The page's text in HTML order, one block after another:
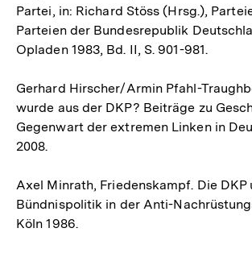
Partei, in: Richard Stöss (Hrsg.),
Parteien der Bundesrepublik
Opladen 1983, Bd. II, S. 901-981.
Gerhard Hirscher/Armin Pfahl-
wurde aus der DKP? Beiträge zu
Gegenwart der extremen Linken in
2008.
Axel Minrath, Friedenskampf. Die DKP
Bündnispolitik in der Anti-
Köln 1986.